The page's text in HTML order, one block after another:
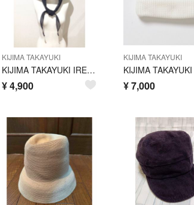
KIJIMA TAKAYUKI
KIJIMA TAKAYUKI IRENE リボン付き ワイドブリムハット 黒
¥4,900
KIJIMA TAKAYUKI
¥7,000